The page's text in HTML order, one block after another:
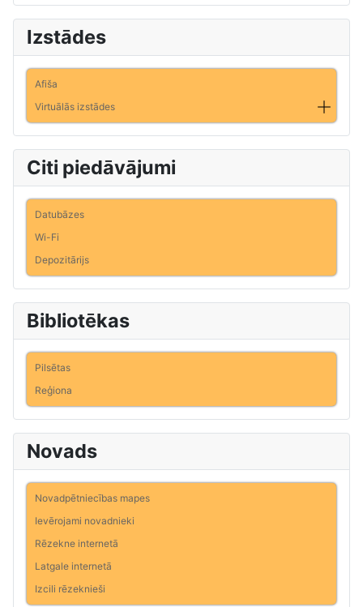
Izstādes
Afiša
Virtuālās izstādes
Citi piedāvājumi
Datubāzes
Wi-Fi
Depozitārijs
Bibliotēkas
Pilsētas
Reģiona
Novads
Novadpētniecības mapes
Ievērojami novadnieki
Rēzekne internetā
Latgale internetā
Izcili rēzeknieši